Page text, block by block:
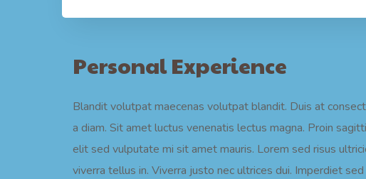
Personal Experience
Blandit volutpat maecenas volutpat blandit. Duis at
a diam. Sit amet luctus venenatis lectus magna. Proin
elit sed vulputate mi sit amet mauris. Lorem sed risus
viverra tellus in. Viverra justo nec ultrices dui. Imperdiet